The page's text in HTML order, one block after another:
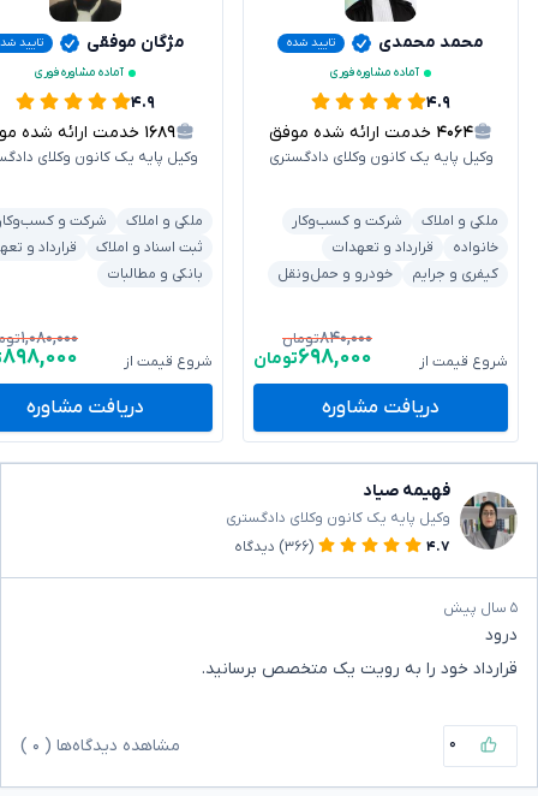
محمد محمدی
تایید شده
آماده مشاوره فوری
۴.۹
۴۰۶۴ خدمت ارائه شده موفق
وکیل پایه یک کانون وکلای دادگستری
ملکی و املاک
شرکت و کسب‌وکار
خانواده
قرارداد و تعهدات
کیفری و جرایم
خودرو و حمل‌ونقل
شروع قیمت از
۸۴۰,۰۰۰تومان
۶۹۸,۰۰۰تومان
دریافت مشاوره
مژگان موفقی
تایید
آماده مشاوره فوری
۴.۹
۱۶۸۹ خدمت ارائه شده موفق
وکیل پایه یک کانون وکلای
ملکی و املاک
شرکت و
ثبت اسناد و املاک
قرارداد و
بانکی و مطالبات
شروع قیمت از
۱,۰۸۰,۰۰۰
۸۹۸,۰۰۰
دریافت مشاوره
فهیمه صیاد
وکیل پایه یک کانون وکلای دادگستری
۴.۷
(۳۶۶) دیدگاه
۵ سال پیش
درود
قرارداد خود را به رویت یک متخصص برسانید.
۰ مشاهده دیدگاه‌ها ( ۰